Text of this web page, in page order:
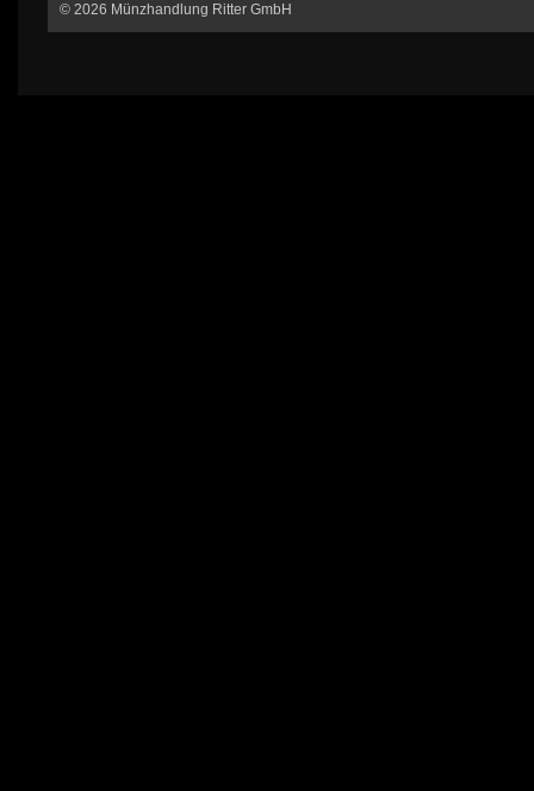
© 2026 Münzhandlung Ritter GmbH